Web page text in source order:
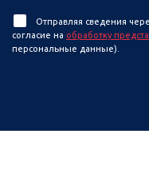
Отправляя сведения
согласие на обработку
персональные данные).